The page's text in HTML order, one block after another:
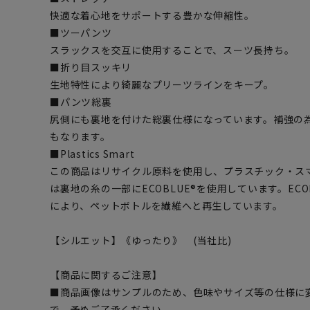
快適な着心地をサポートする豊かな伸縮性。
■ツーパンツ
スラックスを交互に使用することで、スーツ長持ち。
■折り目スッキリ
生地特性により綺麗なプリーツラインをキープ。
■パンツ総裏
尻側にも裏地を付けた総裏仕様になっています。補強
もなります。
■Plastics Smart
この商品はリサイクル原料を使用し、プラスチック・
は裏地の糸の一部にECOBLUE®を使用しています。
により、ペットボトルを繊維へと再生しています。
【シルエット】《ゆったり》 (当社比)
【商品に関するご注意】
■商品画像はサンプルのため、色味やサイズ等の仕様に